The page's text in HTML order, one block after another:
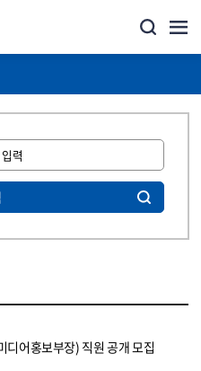
디어홍보부장) 직원 공개 모집